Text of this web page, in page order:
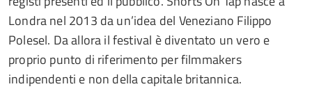
Londra nel 2013 da un’idea del Veneziano Filippo
Polesel. Da allora il festival è diventato un vero e
proprio punto di riferimento per filmmakers
indipendenti e non della capitale britannica.